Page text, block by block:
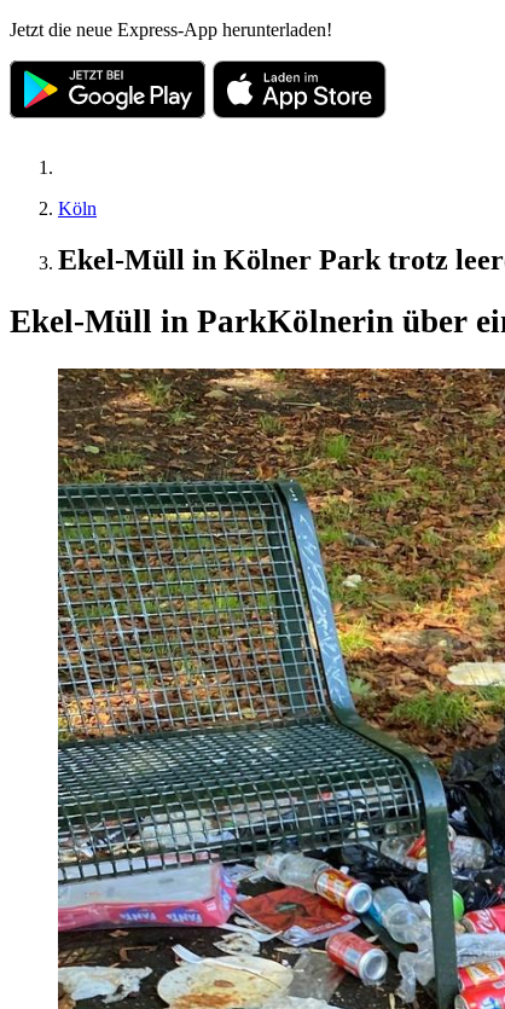
Jetzt die neue Express-App herunterladen!
Köln
Ekel-Müll in Kölner Park trotz
Ekel-Müll in ParkKölnerin über